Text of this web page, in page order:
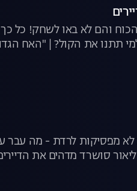
הכוח והם לא באו לשחק! כל
תתנו את הקול? | "האח
לא מפסיקות לרדת - מה
סושרד מדהים את